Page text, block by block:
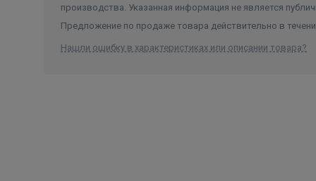
производства. Указанная информация не является
Предложение по продаже товара действительно в
Нашли ошибку в характеристиках или описании товара?